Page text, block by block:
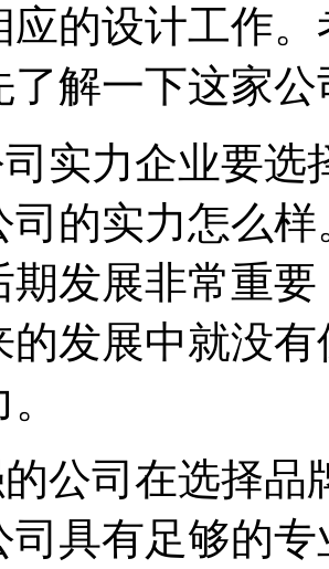
应的设计工作
了解一下这家
实力企业要
司的实力怎么
期发展非常重
的发展中就没
公司在选择
司具有足够的